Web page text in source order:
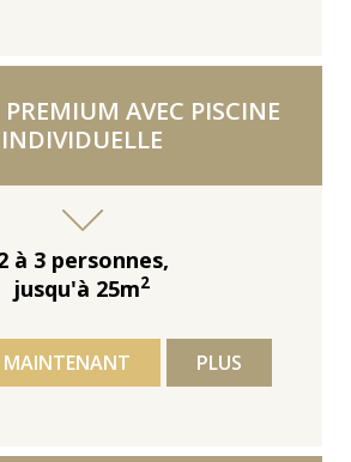
AVEC PISCINE
INDIVIDUELLE
à 3 personnes,
jusqu'à 25m2
MAINTENANT PLUS